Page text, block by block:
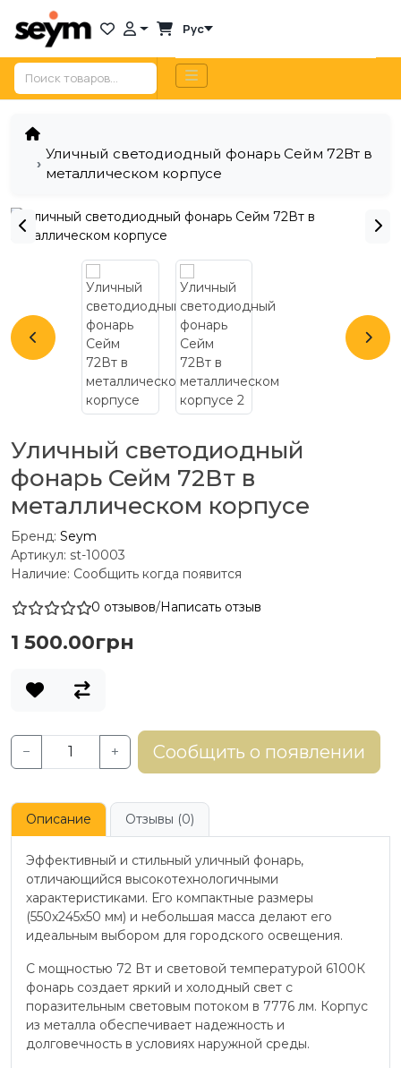
Рус
Уличный светодиодный фонарь Сейм 72Вт в
металлическом корпусе
Уличный светодиодный
фонарь Сейм 72Вт в
металлическом корпусе
Бренд: Seym
Артикул: st-10003
Наличие: Сообщить когда появится
0 отзывов/Написать отзыв
1 500.00грн
− + Сообщить о появлении
Описание Отзывы (0)
Эффективный и стильный уличный фонарь,
отличающийся высокотехнологичными
характеристиками. Его компактные размеры
(550х245х50 мм) и небольшая масса делают его
идеальным выбором для городского освещения.
С мощностью 72 Вт и световой температурой 6100К
фонарь создает яркий и холодный свет с
поразительным световым потоком в 7776 лм. Корпус
из металла обеспечивает надежность и
долговечность в условиях наружной среды.